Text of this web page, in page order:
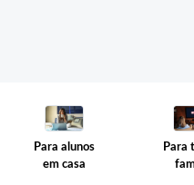
Para alunos
em casa
Para